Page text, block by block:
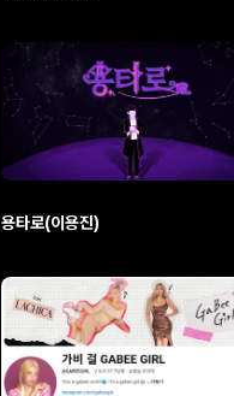
용타로(이용진)